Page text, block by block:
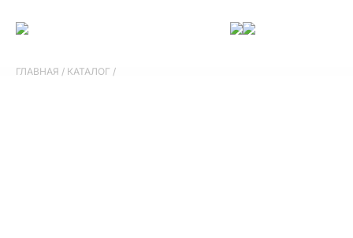
ГЛАВНАЯ / КАТАЛОГ /